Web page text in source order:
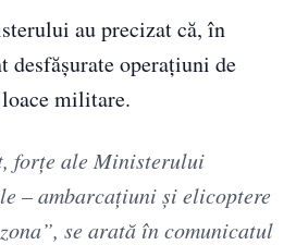
au precizat că, în
desfășurate operațiuni de
militare.
forțe ale Ministerului
– ambarcațiuni și elicoptere
se arată în comunicatul